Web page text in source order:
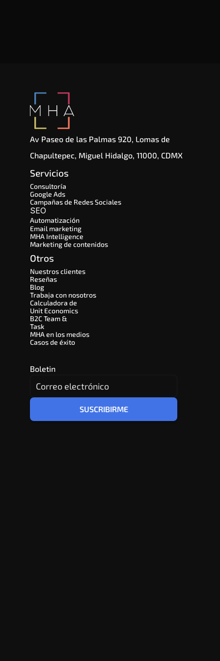
Av Paseo de las Palmas 920, Lomas de
Chapultepec, Miguel Hidalgo, 11000, CDMX
Servicios
Consultoría
Google Ads
Campañas de Redes Sociales
Automatización
Email marketing
MHA Intelligence
Marketing de contenidos
Otros
Nuestros clientes
Reseñas
Blog
Trabaja con nosotros
Calculadora de
Unit Economics
B2C Team &
Task
MHA en los medios
Casos de éxito
Boletin